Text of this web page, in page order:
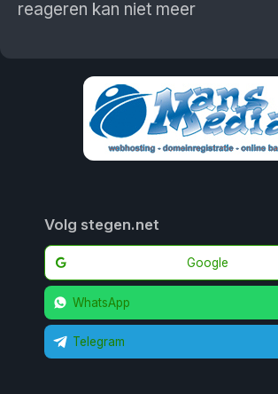
reageren kan niet meer
Volg stegen.net
Google
WhatsApp
Telegram